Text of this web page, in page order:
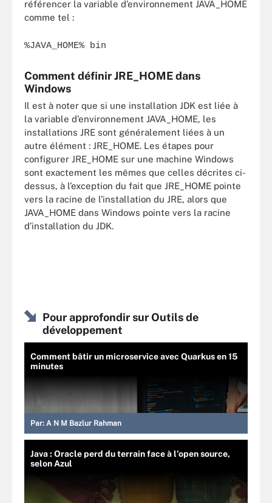
référencer la variable d’environnement JAVA_HOME
comme tel :
%JAVA_HOME% bin
Comment définir JRE_HOME dans
Windows
Il est à noter que si une installation JDK est liée à
la variable d’environnement JAVA_HOME, les
installations JRE sont généralement liées à un
autre élément : JRE_HOME. Les étapes pour
configurer JRE_HOME sur une machine Windows
sont exactement les mêmes que celles décrites ci-
dessus, à l’exception du fait que JRE_HOME pointe
vers la racine de l’installation du JRE, alors que
JAVA_HOME dans Windows pointe vers la racine
d’installation du JDK.
Pour approfondir sur Outils de
développement
Comment bâtir un microservice avec Quarkus en 15
minutes
Par: A N M Bazlur Rahman
Java : Oracle perd du terrain face à l’open source,
selon Azul